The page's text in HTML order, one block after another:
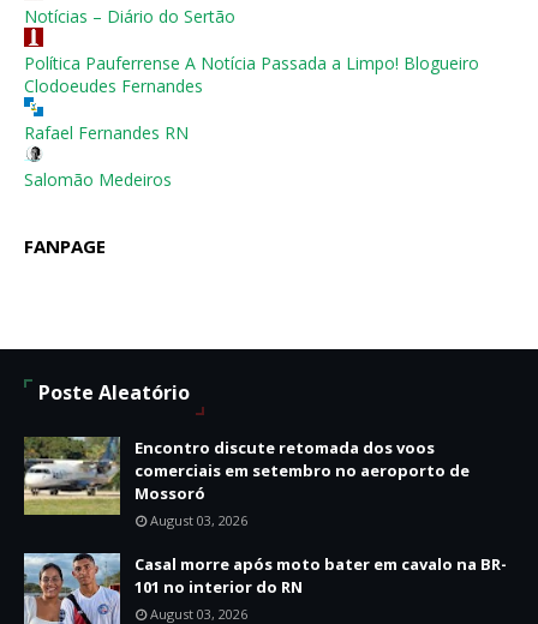
Notícias – Diário do Sertão
Política Pauferrense A Notícia Passada a Limpo! Blogueiro
Clodoeudes Fernandes
Rafael Fernandes RN
Salomão Medeiros
FANPAGE
Poste Aleatório
Encontro discute retomada dos voos
comerciais em setembro no aeroporto de
Mossoró
August 03, 2026
Casal morre após moto bater em cavalo na BR-
101 no interior do RN
August 03, 2026